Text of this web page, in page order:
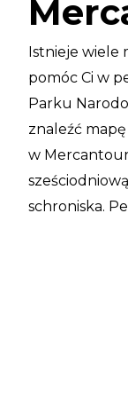
Istnieje wiele
pomóc Ci w
Parku
znaleźć
w
schroniska.